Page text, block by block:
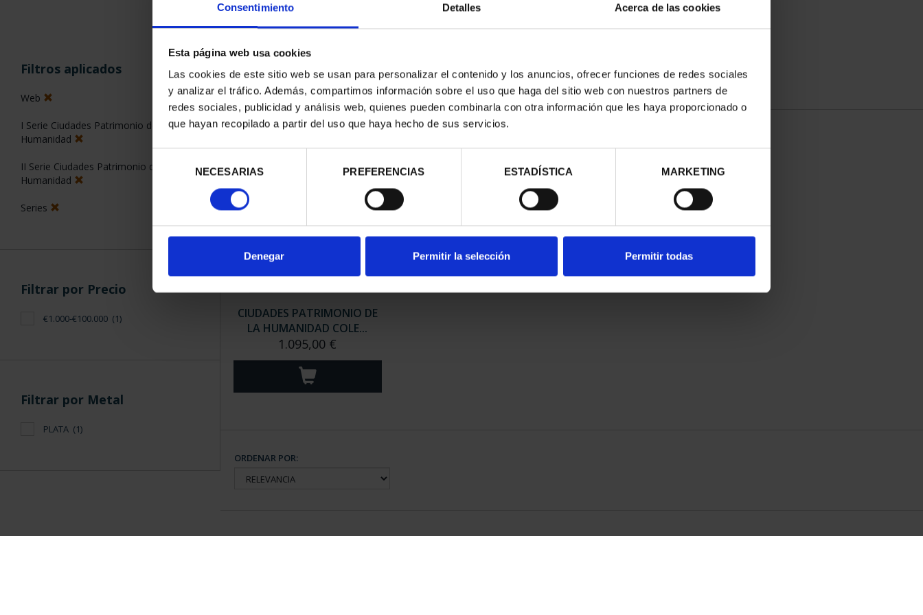
Consentimiento Detalles Acerca de las cookies
Esta página web usa cookies
Las cookies de este sitio web se usan para personalizar el contenido y los anuncios, ofrecer funciones de redes sociales
y analizar el tráfico. Además, compartimos información sobre el uso que haga del sitio web con nuestros partners de
redes sociales, publicidad y análisis web, quienes pueden combinarla con otra información que les haya proporcionado o
que hayan recopilado a partir del uso que haya hecho de sus servicios.
de
consentimiento
NECESARIAS PREFERENCIAS ESTADÍSTICA MARKETING
Denegar Permitir la selección Permitir todas
Filtros aplicados
Web
I Serie Ciudades Patrimonio de la
Humanidad
II Serie Ciudades Patrimonio de la
Humanidad
Series
Filtrar por Precio
€1.000-€100.000 (1)
Filtrar por Metal
PLATA (1)
ORDENAR POR:
1 Productos encontrados
CIUDADES PATRIMONIO DE
LA HUMANIDAD COLE...
1.095,00 €
ORDENAR POR: